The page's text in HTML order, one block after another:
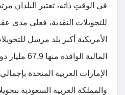
في الوقتِ ذاته، تعتبر البلدان
للتحويلات النقدية، فعلى مدى
الأمريكية أكبر بلد مرسل